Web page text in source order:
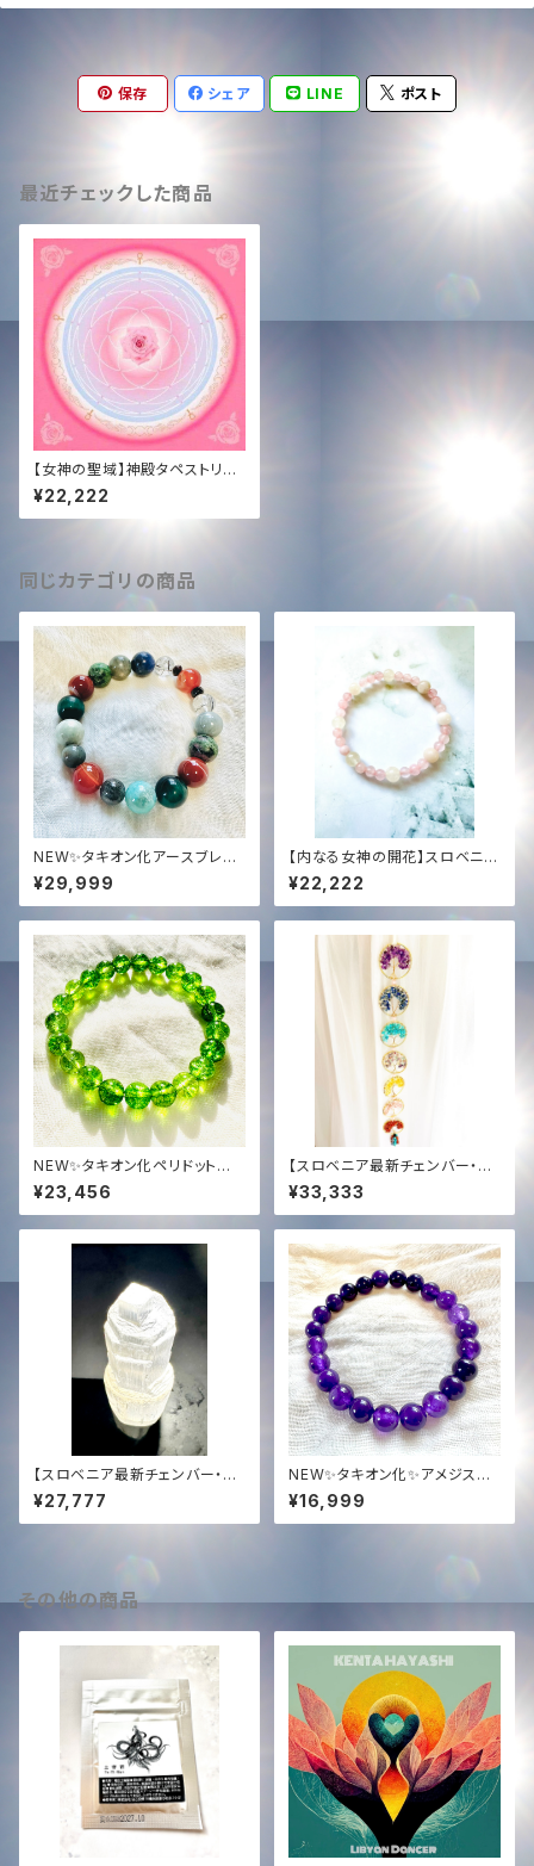
保存 シェア LINE ポスト
最近チェックした商品
【女神の聖域】神殿タペストリー
(小 30cm)｜SOTRデザイン
＋ タキオン化
¥22,222
同じカテゴリの商品
NEW✨タキオン化アースブレス
レット✨グランディングと宇宙エ
ネルギーのバランスサポート✨オ
リジナルブレンド一点物✨
¥29,999
【内なる女神の開花】スロベニア
最新チェンバー・アクティベーシ
ョン済✨ ローズクォーツ＆水晶・
女神ブレスレット｜無条件の愛
¥22,222
NEW✨タキオン化ペリドット緑
龍ブレスレット✨
¥23,456
【スロベニア最新チェンバー・宇
宙7種族アクティベーション済】
7チャクラ・ツリー・オブ・ライフ
（生命の七つの樹）クリスタルポ
¥33,333
【スロベニア最新チェンバー・宇
宙7種族光エネルギーアクティ
ベーション済】光の柱・純白のセ
レナイトタワー（201.7g）
¥27,777
NEW✨タキオン化✨アメジスト
ブレスレット8mm✨
¥16,999
その他の商品